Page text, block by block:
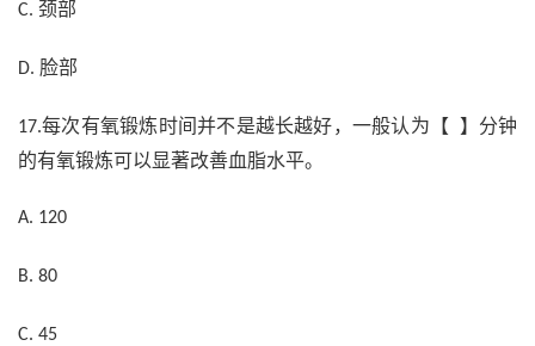
C. 颈部
D. 脸部
17.每次有氧锻炼时间并不是越长越好，一般认为【 】分钟
的有氧锻炼可以显著改善血脂水平。
A. 120
B. 80
C. 45